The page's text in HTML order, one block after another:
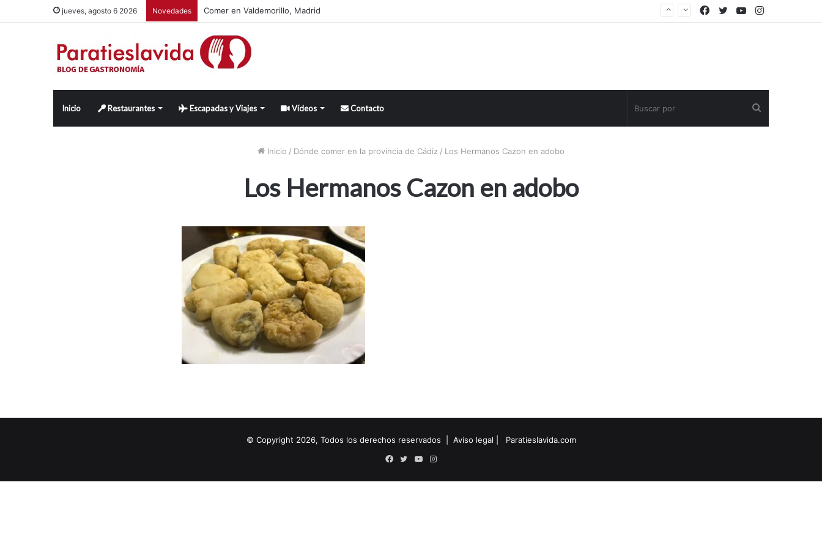
jueves, agosto 6 2026 Novedades Comer en Valdemorillo, Madrid YouTube
Twitter
Facebook
Inicio Restaurantes Escapadas y Viajes Vídeos Contacto
Inicio / Dónde comer en la provincia de Cádiz / Los Hermanos Cazon en adobo
Los Hermanos Cazon en adobo
© Copyright 2026, Todos los derechos reservados | Aviso legal
Paratieslavida.com
Facebook
TwitterYouTubeInstagram